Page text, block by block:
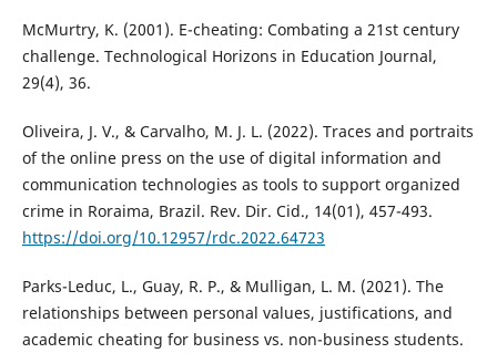
McMurtry, K. (2001). E-cheating: Combating a 21st century
challenge. Technological Horizons in Education Journal,
29(4), 36.
Oliveira, J. V., & Carvalho, M. J. L. (2022). Traces and portraits
of the online press on the use of digital information and
communication technologies as tools to support organized
crime in Roraima, Brazil. Rev. Dir. Cid., 14(01), 457-493.
https://doi.org/10.12957/rdc.2022.64723
Parks-Leduc, L., Guay, R. P., & Mulligan, L. M. (2021). The
relationships between personal values, justifications, and
academic cheating for business vs. non-business students.